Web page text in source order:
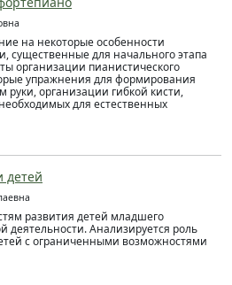
на некоторые особенности
существенные для начального этапа
организации пианистического
упражнения для формирования
руки, организации гибкой кисти,
для естественных
детей
развития детей младшего
деятельности. Анализируется роль
с ограниченными возможностями